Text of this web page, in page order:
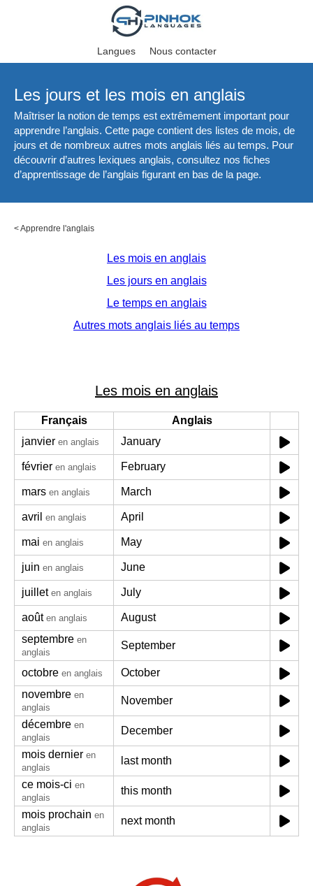
Langues Nous contacter
Les jours et les mois en anglais
Maîtriser la notion de temps est extrêmement important pour
apprendre l’anglais. Cette page contient des listes de mois, de
jours et de nombreux autres mots anglais liés au temps. Pour
découvrir d’autres lexiques anglais, consultez nos fiches
d’apprentissage de l’anglais figurant en bas de la page.
<Apprendre l'anglais
Les mois en anglais
Les jours en anglais
Le temps en anglais
Autres mots anglais liés au temps
Les mois en anglais
Français
Anglais
janvier en anglais January
février en anglais February
mars en anglais March
avril en anglais April
mai en anglais May
juin en anglais June
juillet en anglais July
août en anglais
August
septembre en
anglais
September
octobre en anglais
October
novembre en
anglais
November
décembre en
anglais
December
mois dernier en
anglais
last month
ce mois-ci en
anglais
this month
mois prochain en
anglais
next month